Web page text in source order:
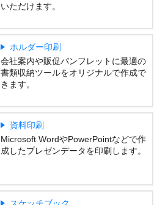
いただけます。
ホルダー印刷
会社案内や販促パンフレットに最適の
書類収納ツールをオリジナルで作成で
きます。
資料印刷
Microsoft WordやPowerPointなどで作
成したプレゼンデータを印刷します。
スケッチブック